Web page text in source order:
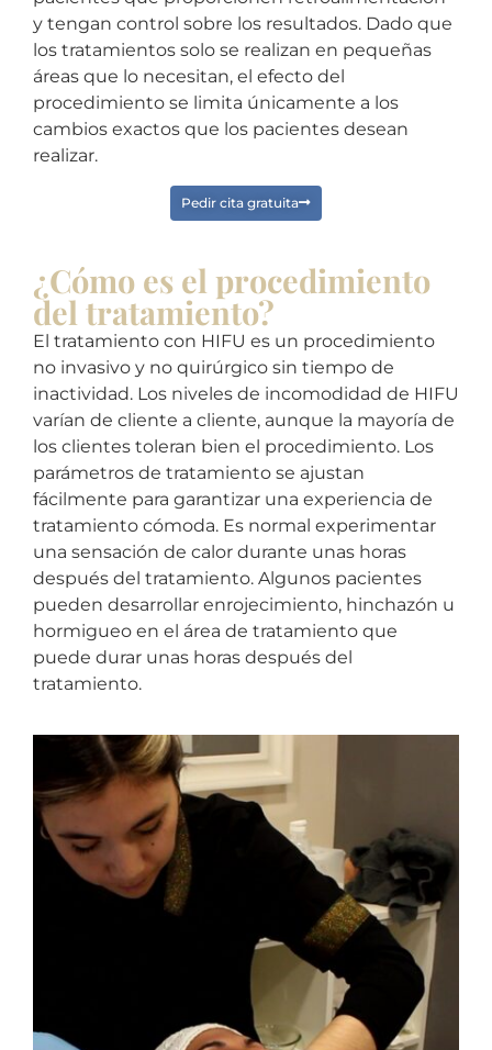
y tengan control sobre los resultados. Dado que
los tratamientos solo se realizan en pequeñas
áreas que lo necesitan, el efecto del
procedimiento se limita únicamente a los
cambios exactos que los pacientes desean
realizar.
Pedir cita gratuita
¿Cómo es el procedimiento
del tratamiento?
El tratamiento con HIFU es un procedimiento
no invasivo y no quirúrgico sin tiempo de
inactividad. Los niveles de incomodidad de HIFU
varían de cliente a cliente, aunque la mayoría de
los clientes toleran bien el procedimiento. Los
parámetros de tratamiento se ajustan
fácilmente para garantizar una experiencia de
tratamiento cómoda. Es normal experimentar
una sensación de calor durante unas horas
después del tratamiento. Algunos pacientes
pueden desarrollar enrojecimiento, hinchazón u
hormigueo en el área de tratamiento que
puede durar unas horas después del
tratamiento.